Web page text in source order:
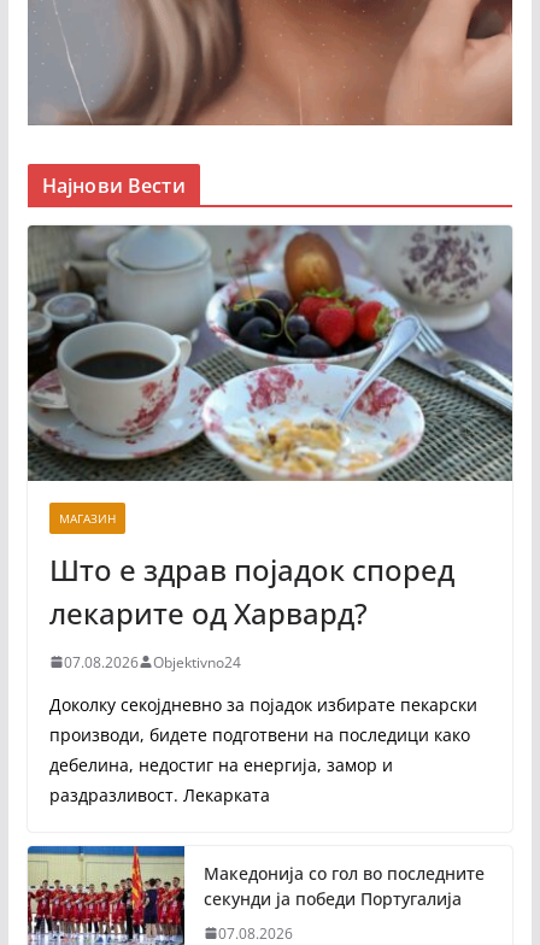
Најнови Вести
МАГАЗИН
Што е здрав појадок според
лекарите од Харвард?
07.08.2026 Objektivno24
Доколку секојдневно за појадок избирате пекарски
производи, бидете подготвени на последици како
дебелина, недостиг на енергија, замор и
раздразливост. Лекарката
Македонија со гол во последните
секунди ја победи Португалија
07.08.2026